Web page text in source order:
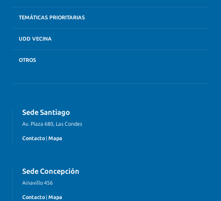
TEMÁTICAS PRIORITARIAS
UDD VECINA
OTROS
Sede Santiago
Av. Plaza 680, Las Condes
Contacto Mapa
Sede Concepción
Ainavillo 456
Contacto | Mapa